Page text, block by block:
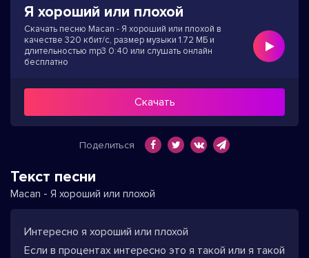
Я хороший или плохой
Скачать песню Macan - Я хороший или плохой в
качестве 320 кбит/с, размер музыки 1.72 МБ и
длительностью mp3 0:40 или слушать онлайн
бесплатно
Скачать
Поделиться
Текст песни
Macan - Я хороший или плохой
Интересно я хороший или плохой
Если в процентах интересно это я такой или я такой